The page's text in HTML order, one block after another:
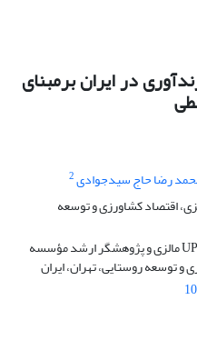
در ایران برمبنای
رضا حاج سیدجوادی2
اقتصاد کشاورزی و توسعه
دکترای اقتصاد کشاورزی از دانشگاه UPM مالزی و پژوهشگر ارشد مؤسسه
توسعه روستایی، تهران، ایران